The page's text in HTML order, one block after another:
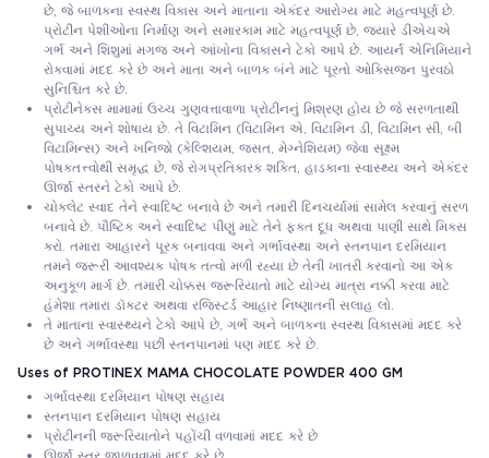
છે, જે બાળકના સ્વસ્થ વિકાસ અને માતાના એકંદર આરોગ્ય માટે મહત્વપૂર્ણ છે.
પ્રોટીન પેશીઓના નિર્માણ અને સમારકામ માટે મહત્વપૂર્ણ છે, જ્યારે ડીએચએ
ગર્ભ અને શિશુમાં મગજ અને આંખોના વિકાસને ટેકો આપે છે. આયર્ન એનિમિયાને
રોકવામાં મદદ કરે છે અને માતા અને બાળક બંને માટે પૂરતો ઓક્સિજન પુરવઠો
સુનિશ્ચિત કરે છે.
પ્રોટીનેક્સ મામામાં ઉચ્ચ ગુણવત્તાવાળા પ્રોટીનનું મિશ્રણ હોય છે જે સરળતાથી
સુપાચ્ય અને શોષાય છે. તે વિટામિન (વિટામિન એ, વિટામિન ડી, વિટામિન સી, બી
વિટામિન્સ) અને ખનિજો (કેલ્શિયમ, જસત, મેગ્નેશિયમ) જેવા સૂક્ષ્મ
પોષકતત્ત્વોથી સમૃદ્ધ છે, જે રોગપ્રતિકારક શક્તિ, હાડકાના સ્વાસ્થ્ય અને એકંદર
ઊર્જા સ્તરને ટેકો આપે છે.
ચોકલેટ સ્વાદ તેને સ્વાદિષ્ટ બનાવે છે અને તમારી દિનચર્યામાં સામેલ કરવાનું સરળ
બનાવે છે. પૌષ્ટિક અને સ્વાદિષ્ટ પીણું માટે તેને ફક્ત દૂધ અથવા પાણી સાથે મિક્સ
કરો. તમારા આહારને પૂરક બનાવવા અને ગર્ભાવસ્થા અને સ્તનપાન દરમિયાન
તમને જરૂરી આવશ્યક પોષક તત્વો મળી રહ્યા છે તેની ખાતરી કરવાનો આ એક
અનુકૂળ માર્ગ છે. તમારી ચોક્કસ જરૂરિયાતો માટે યોગ્ય માત્રા નક્કી કરવા માટે
હંમેશા તમારા ડૉક્ટર અથવા રજિસ્ટર્ડ આહાર નિષ્ણાતની સલાહ લો.
તે માતાના સ્વાસ્થ્યને ટેકો આપે છે, ગર્ભ અને બાળકના સ્વસ્થ વિકાસમાં મદદ કરે
છે અને ગર્ભાવસ્થા પછી સ્તનપાનમાં પણ મદદ કરે છે.
Uses of PROTINEX MAMA CHOCOLATE POWDER 400 GM
ગર્ભાવસ્થા દરમિયાન પોષણ સહાય
સ્તનપાન દરમિયાન પોષણ સહાય
પ્રોટીનની જરૂરિયાતોને પહોંચી વળવામાં મદદ કરે છે